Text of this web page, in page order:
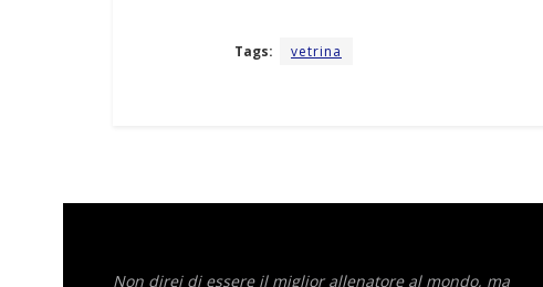
Tags: vetrina
Non direi di essere il miglior allenatore al mondo, ma